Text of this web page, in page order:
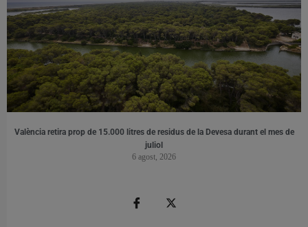
València retira prop de 15.000 litres de residus de la Devesa durant el mes de
juliol
6 agost, 2026